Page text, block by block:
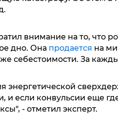
внимание на то, что
дно. Она продается на
себестоимости. За
энергетической
и если конвульсии еще
- отметил эксперт.